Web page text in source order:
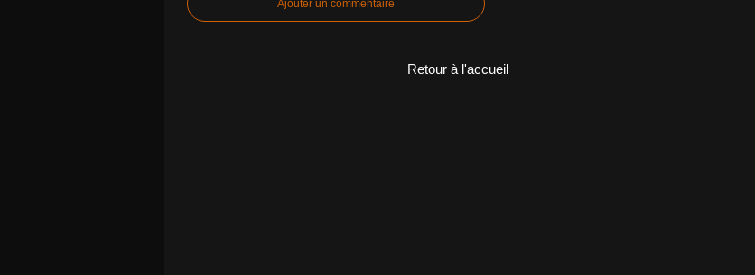
Ajouter un commentaire
Retour à l'accueil